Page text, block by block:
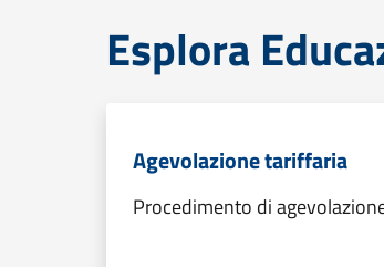
Esplora
Agevolazione tariffaria
Procedimento di